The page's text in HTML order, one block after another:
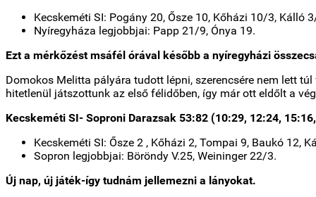
Kecskeméti SI: Pogány 20, Ősze 10, Kőházi 10/3, Kálló
Nyíregyháza legjobbjai: Papp 21/9, Ónya 19.
Ezt a mérkőzést msáfél órával később a nyíregyházi
Domokos Melitta pályára tudott lépni, szerencsére nem lett
hitetlenül játszottunk az első félidőben, így már ott eldőlt a
Kecskeméti SI- Soproni Darazsak 53:82 (10:29, 12:24,
Kecskeméti SI: Ősze 2 , Kőházi 2, Tompai 9, Baukó 12,
Sopron legjobbjai: Böröndy V.25, Weininger 22/3.
Új nap, új játék-így tudnám jellemezni a lányokat.